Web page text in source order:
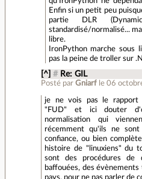
Enfin si un petit peu
partie DLR
standardisé/normalisé...
libre.
IronPython marche sous
pas la peine de troller sur
[^] # Re: GIL
Posté parGniarf le 06
je ne vois pas le rapport
"FUD" et ici douter
normalisation qui
récemment qu'ils ne
confiance, ou bien
histoire de "linuxiens" du
sont des procédures de
baffouées, des
pays, pour ne pas parler de